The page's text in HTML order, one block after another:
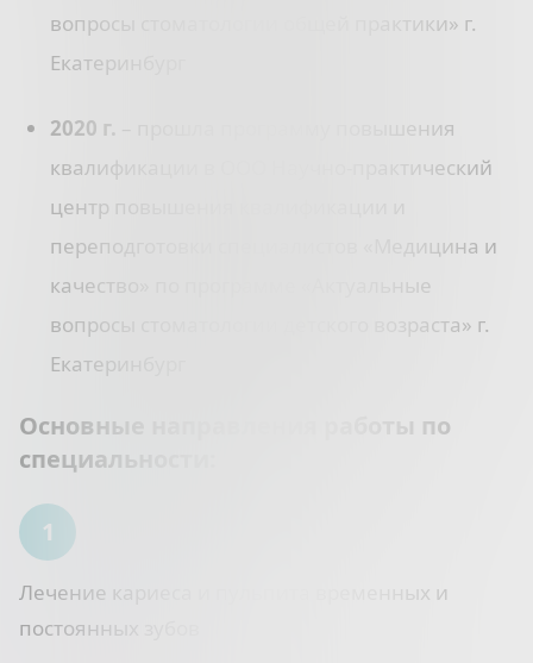
вопросы стоматологии общей практики» г.
Екатеринбург
2020 г. – прошла программу повышения
квалификации в ООО Научно-практический
центр повышения квалификации и
переподготовки специалистов «Медицина и
качество» по программе «Актуальные
вопросы стоматологии детского возраста» г.
Екатеринбург
Основные направления работы по
специальности:
Лечение кариеса
временных и
постоянных зубов